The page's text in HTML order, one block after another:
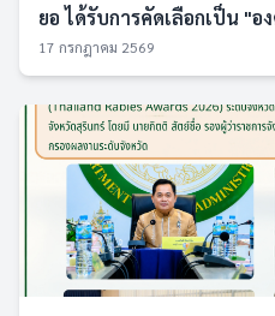
ยอ ได้รับการคัดเลือกเป็น "อ
17 กรกฎาคม 2569